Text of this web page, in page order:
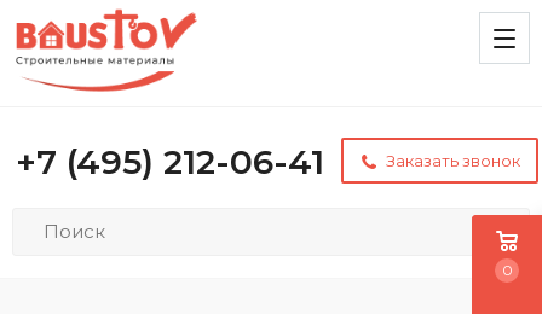
+7 (495) 212-06-41 Заказать звонок
0